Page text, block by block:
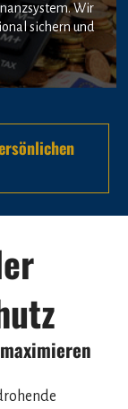
Wir
sichern und